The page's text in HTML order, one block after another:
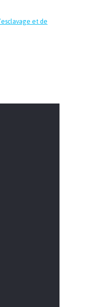
et de